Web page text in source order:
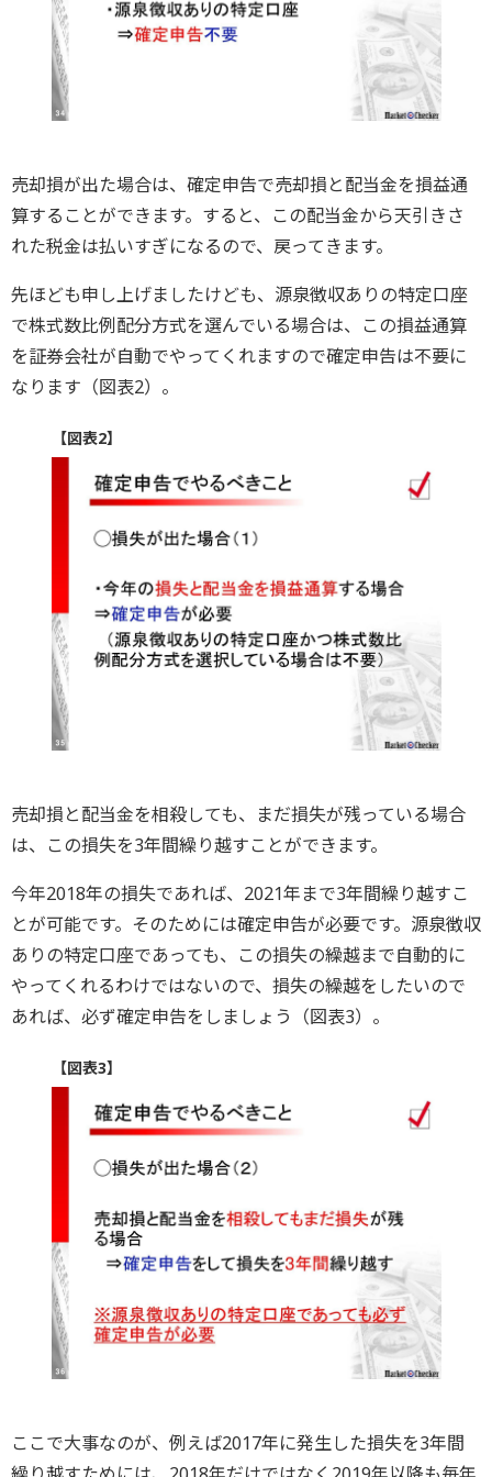
売却損が出た場合は、確定申告で売却損と配当金を損益通
算することができます。すると、この配当金から天引きさ
れた税金は払いすぎになるので、戻ってきます。
先ほども申し上げましたけども、源泉徴収ありの特定口座
で株式数比例配分方式を選んでいる場合は、この損益通算
を証券会社が自動でやってくれますので確定申告は不要に
なります（図表2）。
【図表2】
売却損と配当金を相殺しても、まだ損失が残っている場合
は、この損失を3年間繰り越すことができます。
今年2018年の損失であれば、2021年まで3年間繰り越すこ
とが可能です。そのためには確定申告が必要です。源泉徴収
ありの特定口座であっても、この損失の繰越まで自動的に
やってくれるわけではないので、損失の繰越をしたいので
あれば、必ず確定申告をしましょう（図表3）。
【図表3】
ここで大事なのが、例えば2017年に発生した損失を3年間